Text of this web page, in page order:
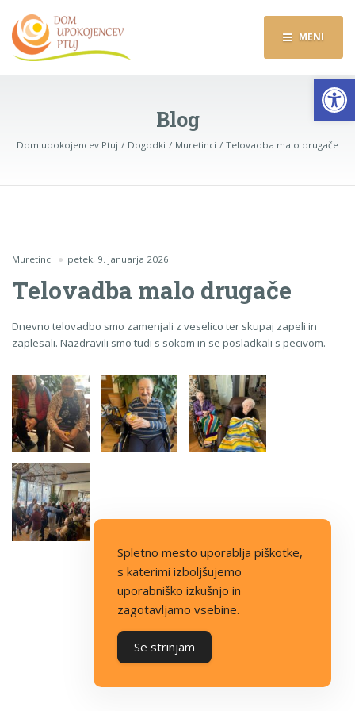
MENI
Blog
Dom upokojencev Ptuj Dogodki Muretinci Telovadba malo drugače
Muretinci petek, 9. januarja 2026
Telovadba malo drugače
Dnevno telovadbo smo zamenjali z veselico ter skupaj zapeli in
zaplesali. Nazdravili smo tudi s sokom in se posladkali s pecivom.
Spletno mesto uporablja piškotke,
s katerimi izboljšujemo
uporabniško izkušnjo in
zagotavljamo vsebine.
Se strinjam